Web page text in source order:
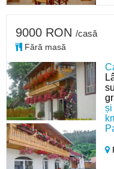
și
9000 RON /casă
Fără masă